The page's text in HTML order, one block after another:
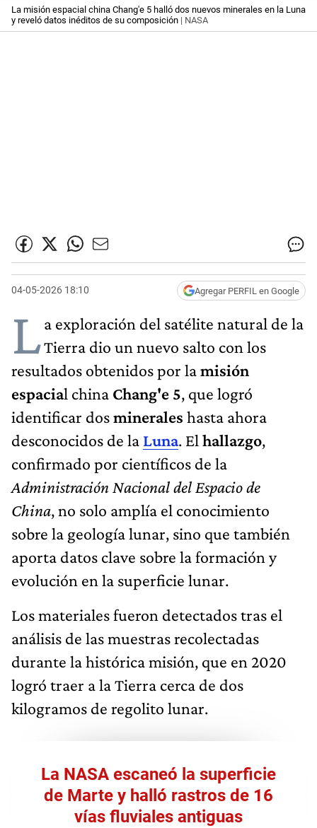
La misión espacial china Chang'e 5 halló dos nuevos minerales en la Luna
y reveló datos inéditos de su composición | NASA
04-05-2026 18:10 Agregar PERFIL en Google
La exploración del satélite natural de la
Tierra dio un nuevo salto con los
resultados obtenidos por lamisión
espacial china Chang'e 5, que logró
identificar dosminerales hasta ahora
desconocidos de la Luna. El hallazgo,
confirmado por científicos de la
Administración Nacional del Espacio de
China, no solo amplía el conocimiento
sobre la geología lunar, sino que también
aporta datos clave sobre la formación y
evolución en la superficie lunar.
Los materiales fueron detectados tras el
análisis de las muestras recolectadas
durante la histórica misión, que en 2020
logró traer a la Tierra cerca de dos
kilogramos de regolito lunar.
La NASA escaneó la superficie
de Marte y halló rastros de 16
vías fluviales antiguas